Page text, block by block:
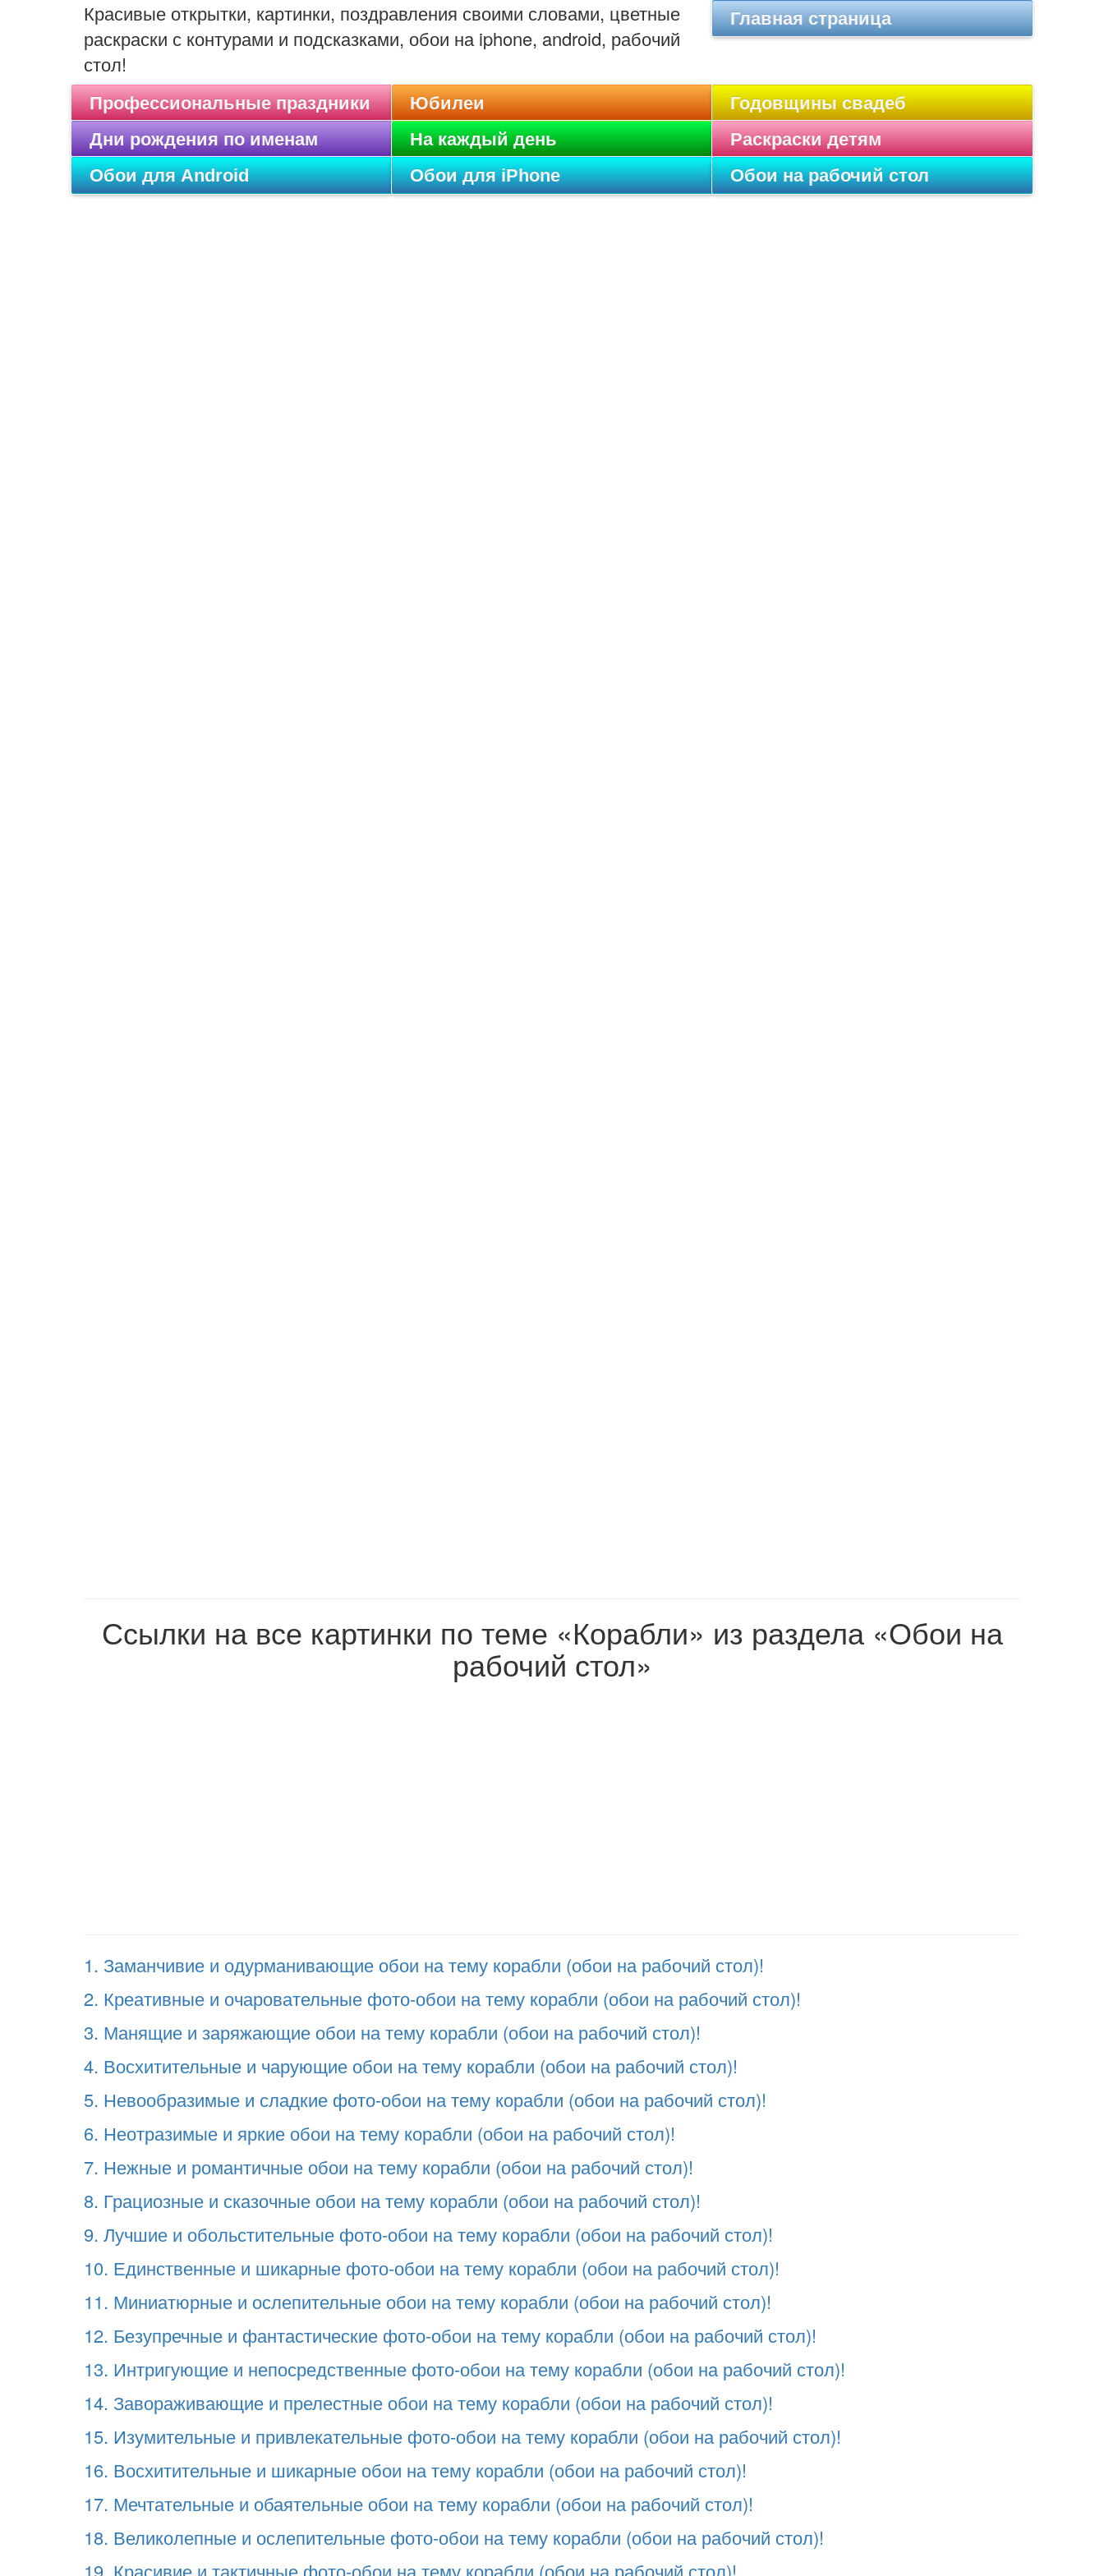
Красивые открытки, картинки, поздравления своими словами, цветные
раскраски с контурами и подсказками, обои на iphone, android, рабочий
стол!
Главная страница
Профессиональные праздники Юбилеи
Годовщины свадеб
Дни рождения по именам
На каждый день
Раскраски детям
Обои для Android
Обои для iPhone Обои на рабочий стол
Ссылки на все картинки по теме «Корабли» из раздела «Обои на
рабочий стол»
1. Заманчивие и одурманивающие обои на тему корабли (обои на рабочий стол)!
2. Креативные и очаровательные фото-обои на тему корабли (обои на рабочий стол)!
3. Манящие и заряжающие обои на тему корабли (обои на рабочий стол)!
4. Восхитительные и чарующие обои на тему корабли (обои на рабочий стол)!
5. Невообразимые и сладкие фото-обои на тему корабли (обои на рабочий стол)!
6. Неотразимые и яркие обои на тему корабли (обои на рабочий стол)!
7. Нежные и романтичные обои на тему корабли (обои на рабочий стол)!
8. Грациозные и сказочные обои на тему корабли (обои на рабочий стол)!
9. Лучшие и обольстительные фото-обои на тему корабли (обои на рабочий стол)!
10. Единственные и шикарные фото-обои на тему корабли (обои на рабочий стол)!
11. Миниатюрные и ослепительные обои на тему корабли (обои на рабочий стол)!
12. Безупречные и фантастические фото-обои на тему корабли (обои на рабочий стол)!
13. Интригующие и непосредственные фото-обои на тему корабли (обои на рабочий стол)!
14. Завораживающие и прелестные обои на тему корабли (обои на рабочий стол)!
15. Изумительные и привлекательные фото-обои на тему корабли (обои на рабочий стол)!
16. Восхитительные и шикарные обои на тему корабли (обои на рабочий стол)!
17. Мечтательные и обаятельные обои на тему корабли (обои на рабочий стол)!
18. Великолепные и ослепительные фото-обои на тему корабли (обои на рабочий стол)!
19. Красивие и тактичные фото-обои на тему корабли (обои на рабочий стол)!